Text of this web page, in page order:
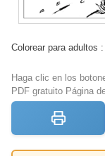
Colorear para adultos
Haga clic en los
PDF gratuito Página